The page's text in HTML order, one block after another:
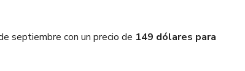
septiembre con un precio de 149 dólares para